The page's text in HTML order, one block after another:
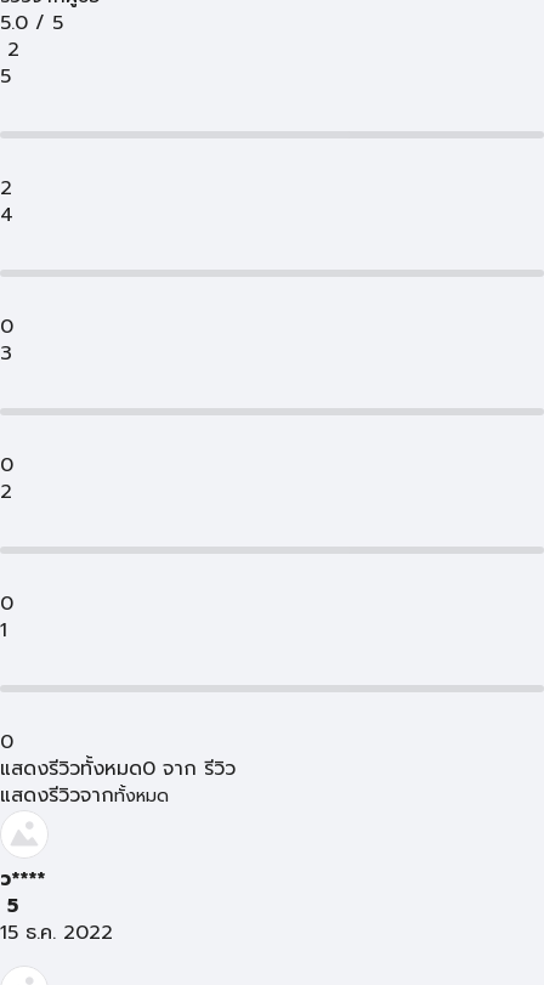
5.0 / 5
2
5
2
4
0
3
0
2
0
1
0
แสดงรีวิวทั้งหมด0 จาก รีวิว
แสดงรีวิวจากทั้งหมด
ว****
5
15 ธ.ค. 2022